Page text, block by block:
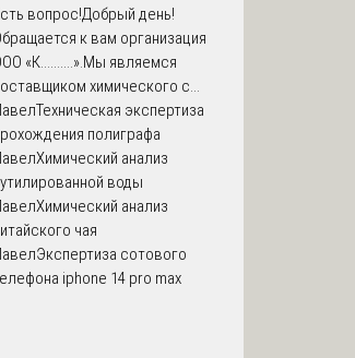
вопрос!Добрый день!
к вам организация
«К..........».Мы являемся
химического с...
Техническая экспертиза
полиграфа
Химический анализ
воды
Химический анализ
чая
Экспертиза сотового
iphone 14 pro max